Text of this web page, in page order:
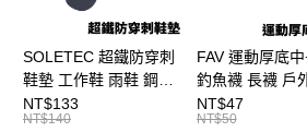
國泰世華商業銀行
兆豐國
臺灣中小企業銀行
台中商
匯豐（台灣）商業銀行
華泰商
聯邦商業銀行
遠東國
元大商業銀行
悠遊付
大哥付你分期
SOLETEC 超鐵防穿刺
鞋墊 工作鞋 雨鞋 鋼頭
鞋配件 C667
NT$133
NT$140
FAV 運動厚底
釣魚襪 長襪 戶
運動襪 C668
NT$47
NT$50